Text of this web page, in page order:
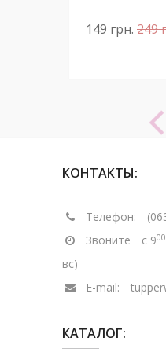
149 грн. 249
КОНТАКТЫ:
Телефон:
Звоните
с 900
вс)
E-mail:
КАТАЛОГ: